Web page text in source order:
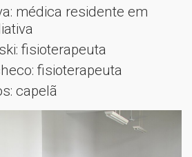
médica residente em
fisioterapeuta
fisioterapeuta
capelã